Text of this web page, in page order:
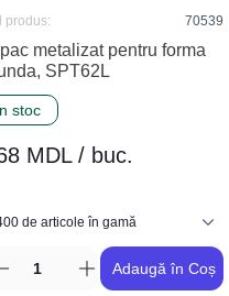
stoc
metalizat pentru forma
SPT62L
produs: 70539
MDL / buc.
Adaugă în Coș